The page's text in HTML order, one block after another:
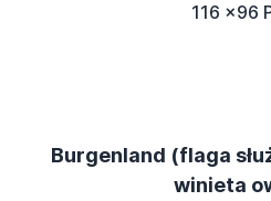
116 x96
Burgenland (flaga
winieta